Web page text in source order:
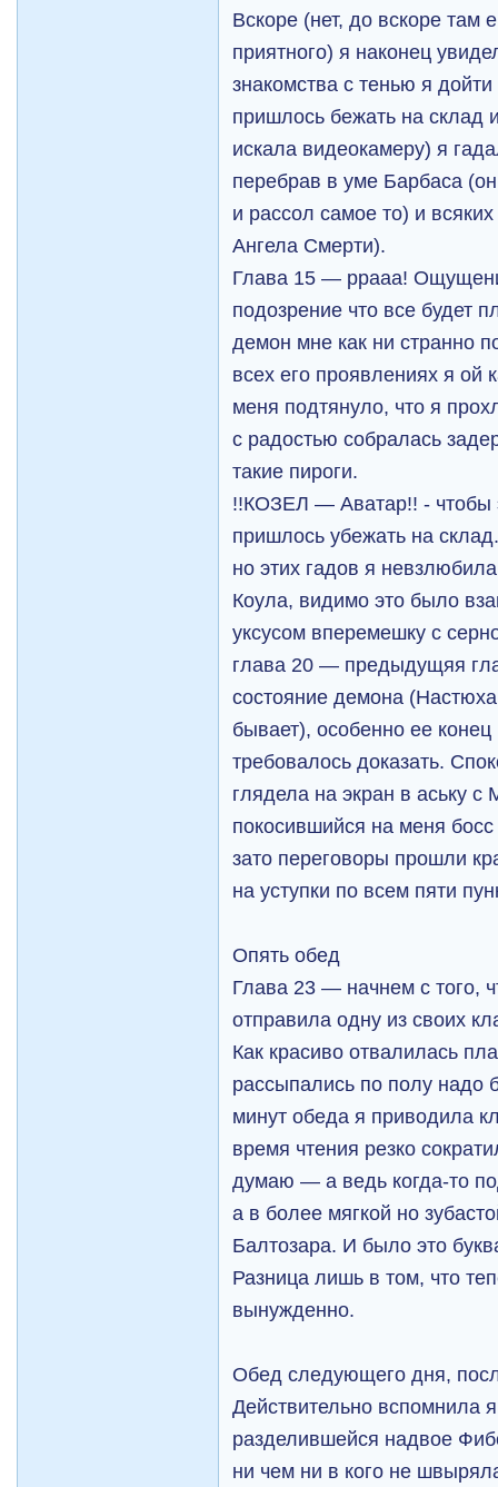
Вскоре (нет, до вскоре там
приятного) я наконец
знакомства с тенью я дойти
пришлось бежать на склад
искала видеокамеру) я
перебрав в уме Барбаса
и рассол самое то) и
Ангела Смерти).
Глава 15 — ррааа!
подозрение что все будет
демон мне как ни странно
всех его проявлениях я ой
меня подтянуло, что я
с радостью собралась
такие пироги.
!!КОЗЕЛ — Аватар!! - чтобы
пришлось убежать на
но этих гадов я
Коула, видимо это было
уксусом вперемешку с
глава 20 — предыдущяя
состояние демона
бывает), особенно ее
требовалось доказать.
глядела на экран в аську с
покосившийся на меня
зато переговоры прошли
на уступки по всем пяти
Опять обед
Глава 23 — начнем с того,
отправила одну из своих
Как красиво отвалилась
рассыпались по полу
минут обеда я приводила
время чтения резко
думаю — а ведь когда-то
а в более мягкой но
Балтозара. И было это
Разница лишь в том, что
вынужденно.
Обед следующего дня,
Действительно вспомнила
разделившейся надвое
ни чем ни в кого не